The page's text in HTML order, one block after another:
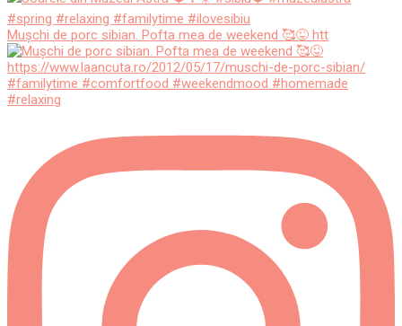
Mușchi de porc sibian. Pofta mea de weekend 🥰😜 htt